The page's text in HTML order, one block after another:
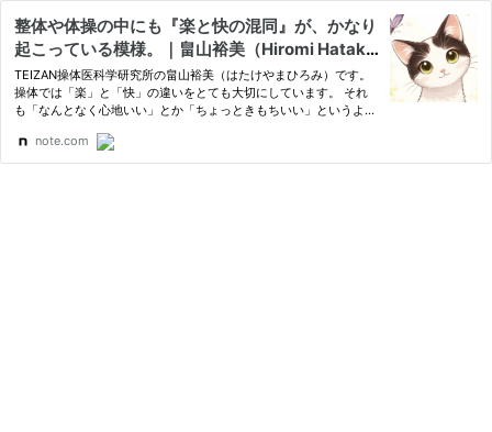
整体や体操の中にも『楽と快の混同』が、かなり
起こっている模様。｜畠山裕美（Hiromi Hatake
yama) 操体プラクティショナー、操体エヴァン
ジェリスト
TEIZAN操体医科学研究所の畠山裕美（はたけやまひろみ）です。
操体では「楽」と「快」の違いをとても大切にしています。 それ
も「なんとなく心地いい」とか「ちょっときもちいい」というよう
note.com